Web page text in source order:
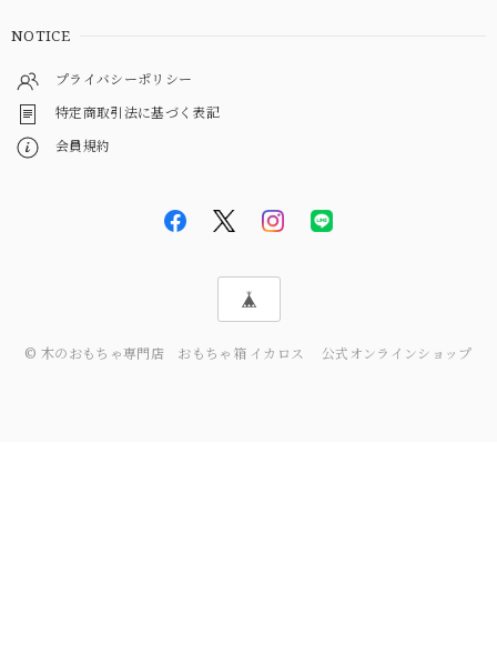
NOTICE
プライバシーポリシー
特定商取引法に基づく表記
会員規約
© 木のおもちゃ専門店 おもちゃ箱 イカロス 公式オンラインショップ